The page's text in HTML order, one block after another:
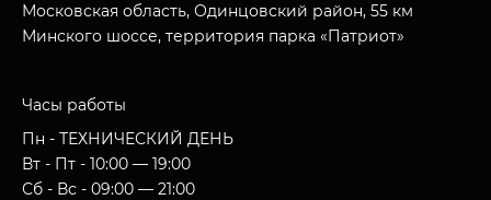
Московская область, Одинцовский район, 55 км
Минского шоссе, территория парка «Патриот»
Часы работы
Пн - ТЕХНИЧЕСКИЙ ДЕНЬ
Вт - Пт - 10:00 — 19:00
Сб - Вс - 09:00 — 21:00